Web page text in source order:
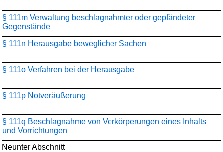
§ 111m Verwaltung beschlagnahmter oder gepfändeter
Gegenstände
§ 111n Herausgabe beweglicher Sachen
§ 111o Verfahren bei der Herausgabe
§ 111p Notveräußerung
§ 111q Beschlagnahme von Verkörperungen eines Inhalts
und Vorrichtungen
Neunter Abschnitt